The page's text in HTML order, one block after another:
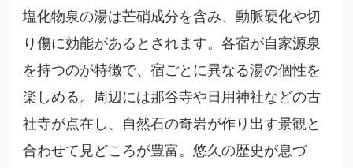
塩化物泉の湯は芒硝成分を含み、動脈硬化や切
り傷に効能があるとされます。各宿が自家源泉
を持つのが特徴で、宿ごとに異なる湯の個性を
楽しめる。周辺には那谷寺や日用神社などの古
社寺が点在し、自然石の奇岩が作り出す景観と
合わせて見どころが豊富。悠久の歴史が息づ